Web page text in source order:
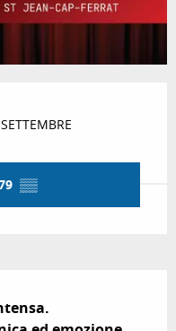
SETTEMBRE
▒▒